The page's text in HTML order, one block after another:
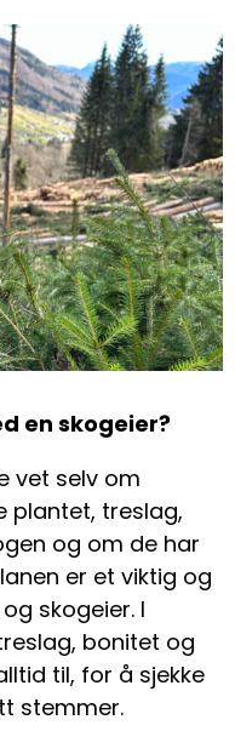
en skogeier?
vet selv om
plantet, treslag,
og om de har
er et viktig og
skogeier. I
bonitet og
til, for å sjekke
stemmer.